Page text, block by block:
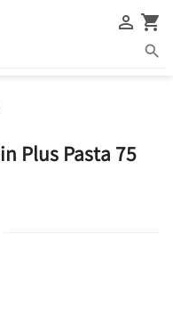

 
Plus Pasta 75